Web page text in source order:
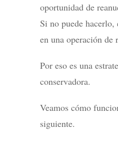
oportunidad de
Si no puede hacerlo,
en una operación de
Por eso es una
conservadora.
Veamos cómo
siguiente.